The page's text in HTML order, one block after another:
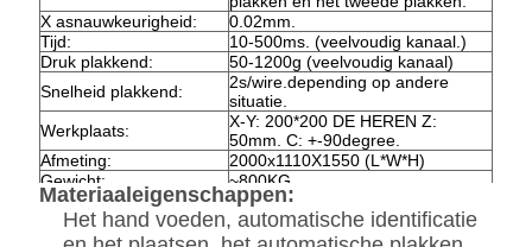
X asnauwkeurigheid:
0.02mm.
Tijd:
10-500ms. (veelvoudig kanaal.)
Druk plakkend:
50-1200g (veelvoudig kanaal)
Snelheid plakkend:
2s/wire.depending op andere
situatie.
Werkplaats:
X-Y: 200*200 DE HEREN Z:
50mm. C: +-90degree.
Afmeting:
2000x1110X1550 (L*W*H)
Gewicht:
~800KG
Materiaaleigenschappen:
Het hand voeden, automatische identificatie